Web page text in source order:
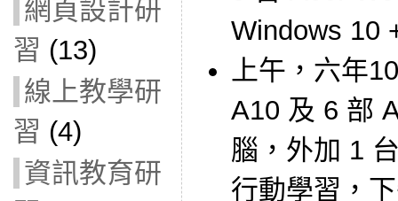
網頁設計研
習 (13)
線上教學研
習 (4)
資訊教育研
Windows 10
上午，六年
A10 及 6 部
腦，外加 1
行動學習，